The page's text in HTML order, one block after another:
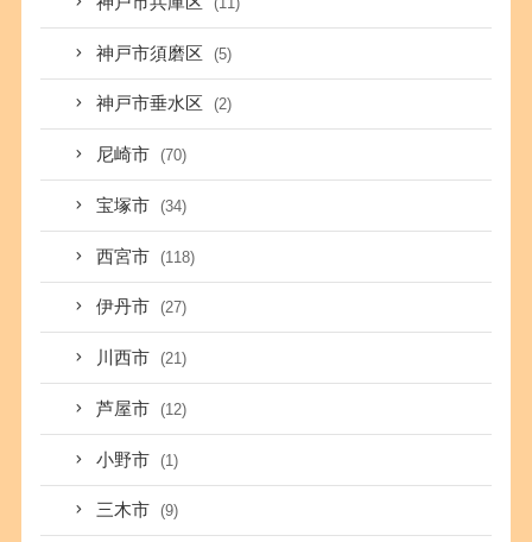
神戸市須磨区 (5)
神戸市垂水区 (2)
尼崎市 (70)
宝塚市 (34)
西宮市 (118)
伊丹市 (27)
川西市 (21)
芦屋市 (12)
小野市 (1)
三木市 (9)